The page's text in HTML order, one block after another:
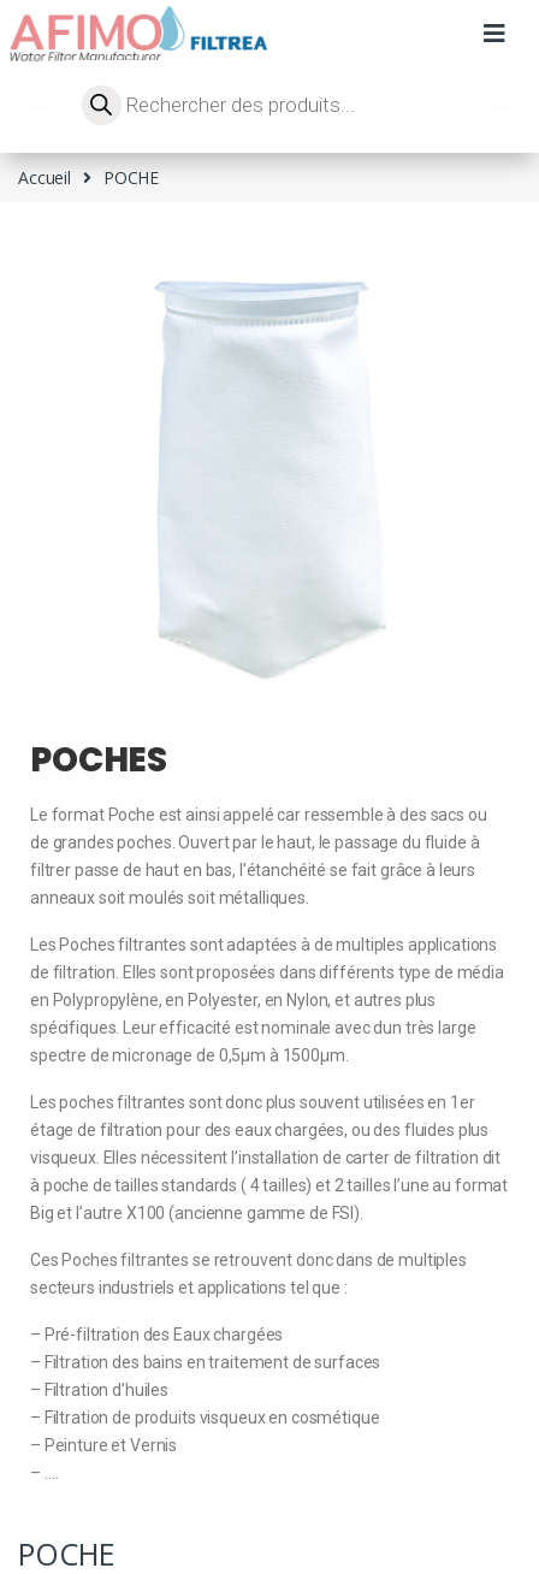
Accueil POCHE
POCHES
Le format Poche est ainsi appelé car ressemble à des sacs ou
de grandes poches. Ouvert par le haut, le passage du fluide à
filtrer passe de haut en bas, l’étanchéité se fait grâce à leurs
anneaux soit moulés soit métalliques.
Les Poches filtrantes sont adaptées à de multiples applications
de filtration. Elles sont proposées dans différents type de média
en Polypropylène, en Polyester, en Nylon, et autres plus
spécifiques. Leur efficacité est nominale avec dun très large
spectre de micronage de 0,5µm à 1500µm.
Les poches filtrantes sont donc plus souvent utilisées en 1er
étage de filtration pour des eaux chargées, ou des fluides plus
visqueux. Elles nécessitent l’installation de carter de filtration dit
à poche de tailles standards ( 4 tailles) et 2 tailles l’une au format
Big et l’autre X100 (ancienne gamme de FSI).
Ces Poches filtrantes se retrouvent donc dans de multiples
secteurs industriels et applications tel que :
– Pré-filtration des Eaux chargées
– Filtration des bains en traitement de surfaces
– Filtration d’huiles
– Filtration de produits visqueux en cosmétique
– Peinture et Vernis
– ….
POCHE